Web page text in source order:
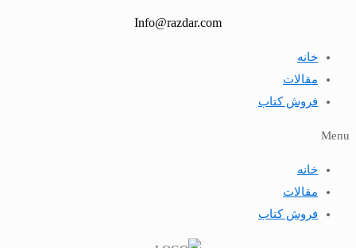
Info@razdar.com
خانه
مقالات
فروش کتاب
Menu
خانه
مقالات
فروش کتاب